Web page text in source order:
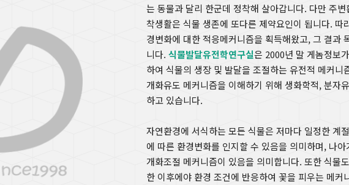
는 동물과 달리 한군데 정착해 살아갑니다. 다만 주
착생활은 식물 생존에 또다른 제약요인이 됩니다. 따
경변화에 대한 적응메커니즘을 획득해왔고, 그 결과
니다. 식물발달유전학연구실은 2000년 말 게놈정보
하여 식물의 생장 및 발달을 조절하는 유전적 메커니
개화유도 메커니즘을 이해하기 위해 생화학적, 분자
하고 있습니다.
자연환경에 서식하는 모든 식물은 저마다 일정한 계
에 따른 환경변화를 인지할 수 있음을 의미하며, 나
개화조절 메커니즘이 있음을 의미합니다. 또한 식물
한 이후에야 환경 조건에 반응하여 꽃을 피우는 메커